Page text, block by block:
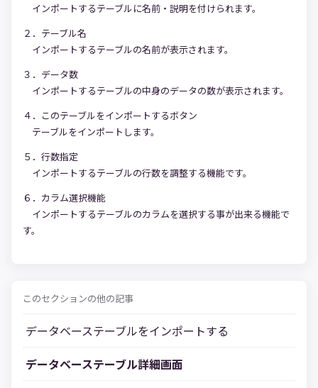
このセクションの他の記事
データベーステーブルをインポートする
データベーステーブル詳細画面
インポートするテーブルに名前・説明を付けられます。
２．テーブル名
インポートするテーブルの名前が表示されます。
３．データ数
インポートするテーブルの中身のデータの数が表示されます。
４．このテーブルをインポートするボタン
テーブルをインポートします。
５．行数指定
インポートするテーブルの行数を調整する機能です。
６．カラム選択機能
インポートするテーブルのカラムを選択する事が出来る機能で
す。